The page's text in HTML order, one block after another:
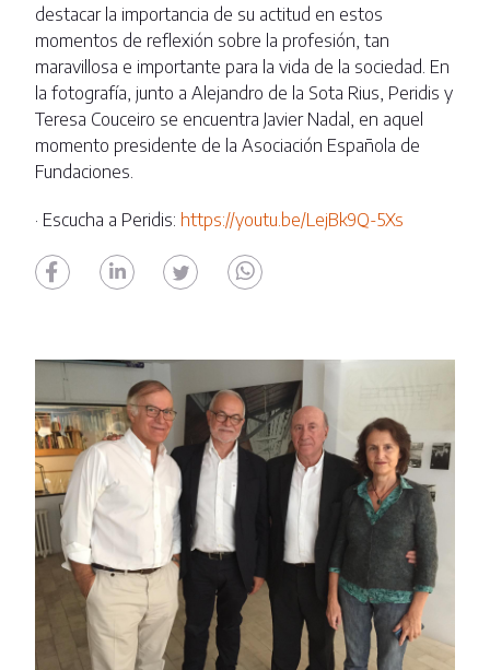
destacar la importancia de su actitud en estos
momentos de reflexión sobre la profesión, tan
maravillosa e importante para la vida de la sociedad. En
la fotografía, junto a Alejandro de la Sota Rius, Peridis y
Teresa Couceiro se encuentra Javier Nadal, en aquel
momento presidente de la Asociación Española de
Fundaciones.
· Escucha a Peridis: https://youtu.be/LejBk9Q-5Xs